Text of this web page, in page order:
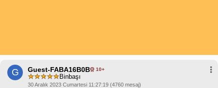
G Guest-FABA16B0B 10+
Binbaşı
30 Aralık 2023 Cumartesi 11:27:19 (4760 mesaj)